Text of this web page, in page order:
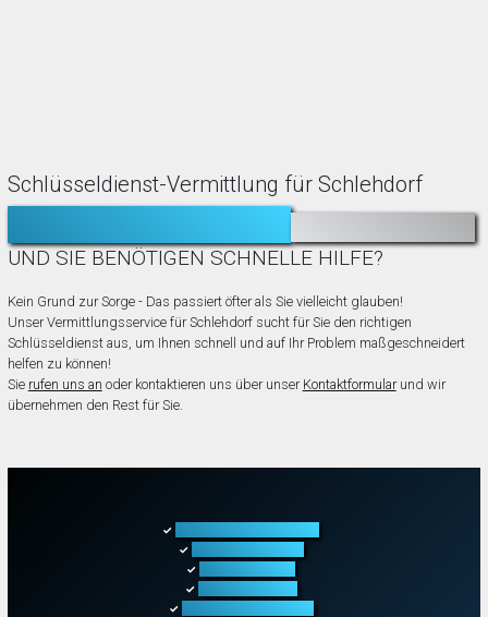
Schlüsseldienst-Vermittlung für Schlehdorf
TÜR ZUGEFALLEN?
UND SIE BENÖTIGEN SCHNELLE HILFE?
Kein Grund zur Sorge - Das passiert öfter als Sie vielleicht glauben!
Unser Vermittlungsservice für Schlehdorf sucht für Sie den richtigen
Schlüsseldienst aus, um Ihnen schnell und auf Ihr Problem maßgeschneidert
helfen zu können!
Sie rufen uns an oder kontaktieren uns über unser Kontaktformularund wir
übernehmen den Rest für Sie.
✓
✓
✓
✓
✓